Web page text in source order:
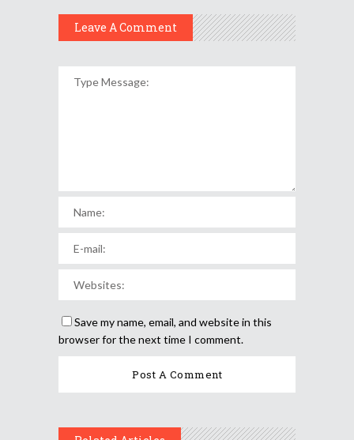
Leave A Comment
Save my name, email, and website in this
browser for the next time I comment.